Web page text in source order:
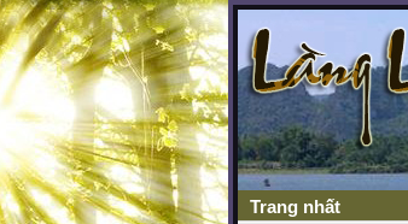
Trang nhất